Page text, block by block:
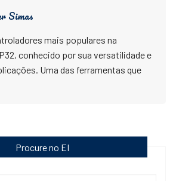
Simas
mais populares na
conhecido por sua versatilidade e
Uma das ferramentas que
Procure no EI